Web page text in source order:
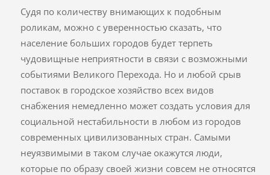
Судя по количеству внимающих к подобным
роликам, можно с уверенностью сказать, что
население больших городов будет терпеть
чудовищные неприятности в связи с возможными
событиями Великого Перехода. Но и любой срыв
поставок в городское хозяйство всех видов
снабжения немедленно может создать условия для
социальной нестабильности в любом из городов
современных цивилизованных стран. Самыми
неуязвимыми в таком случае окажутся люди,
которые по образу своей жизни совсем не относятся